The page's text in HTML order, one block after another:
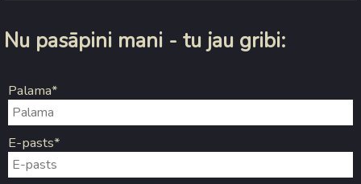
Nu pasāpini mani - tu jau gribi:
Palama*
E-pasts*